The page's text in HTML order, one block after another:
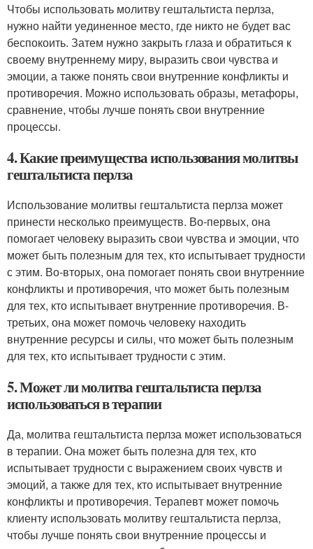
Чтобы использовать молитву гештальтиста перлза,
нужно найти уединенное место, где никто не будет вас
беспокоить. Затем нужно закрыть глаза и обратиться к
своему внутреннему миру, выразить свои чувства и
эмоции, а также понять свои внутренние конфликты и
противоречия. Можно использовать образы, метафоры,
сравнение, чтобы лучше понять свои внутренние
процессы.
4. Какие преимущества использования молитвы
гештальтиста перлза
Использование молитвы гештальтиста перлза может
принести несколько преимуществ. Во-первых, она
помогает человеку выразить свои чувства и эмоции, что
может быть полезным для тех, кто испытывает трудности
с этим. Во-вторых, она помогает понять свои внутренние
конфликты и противоречия, что может быть полезным
для тех, кто испытывает внутренние противоречия. В-
третьих, она может помочь человеку находить
внутренние ресурсы и силы, что может быть полезным
для тех, кто испытывает трудности с этим.
5. Может ли молитва гештальтиста перлза
использоваться в терапии
Да, молитва гештальтиста перлза может использоваться
в терапии. Она может быть полезна для тех, кто
испытывает трудности с выражением своих чувств и
эмоций, а также для тех, кто испытывает внутренние
конфликты и противоречия. Терапевт может помочь
клиенту использовать молитву гештальтиста перлза,
чтобы лучше понять свои внутренние процессы и